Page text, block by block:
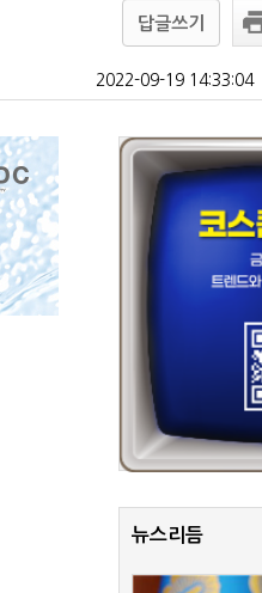
답글쓰기
2022-09-19 14:33:04
뉴스리듬